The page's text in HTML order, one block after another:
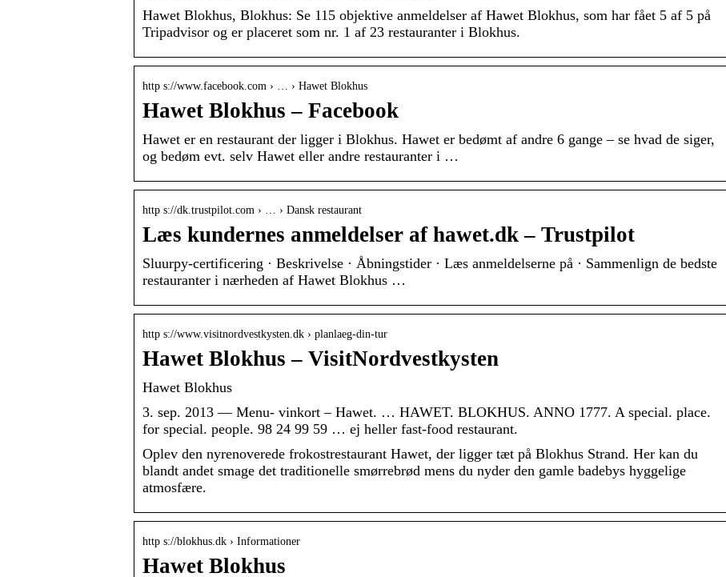
Hawet Blokhus, Blokhus: Se 115 objektive anmeldelser af Hawet Blokhus, som har fået 5 af 5 på
Tripadvisor og er placeret som nr. 1 af 23 restauranter i Blokhus.
http s://www.facebook.com › … › Hawet Blokhus
Hawet Blokhus – Facebook
Hawet er en restaurant der ligger i Blokhus. Hawet er bedømt af andre 6 gange – se hvad de siger,
og bedøm evt. selv Hawet eller andre restauranter i …
http s://dk.trustpilot.com › … › Dansk restaurant
Læs kundernes anmeldelser af hawet.dk – Trustpilot
Sluurpy-certificering · Beskrivelse · Åbningstider · Læs anmeldelserne på · Sammenlign de bedste
restauranter i nærheden af Hawet Blokhus …
http s://www.visitnordvestkysten.dk › planlaeg-din-tur
Hawet Blokhus – VisitNordvestkysten
Hawet Blokhus
3. sep. 2013 — Menu- vinkort – Hawet. … HAWET. BLOKHUS. ANNO 1777. A special. place.
for special. people. 98 24 99 59 … ej heller fast-food restaurant.
Oplev den nyrenoverede frokostrestaurant Hawet, der ligger tæt på Blokhus Strand. Her kan du
blandt andet smage det traditionelle smørrebrød mens du nyder den gamle badebys hyggelige
atmosfære.
http s://blokhus.dk › Informationer
Hawet Blokhus